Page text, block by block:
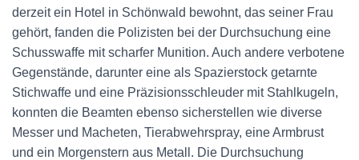
derzeit ein Hotel in Schönwald bewohnt, das seiner Frau
gehört, fanden die Polizisten bei der Durchsuchung eine
Schusswaffe mit scharfer Munition. Auch andere verbotene
Gegenstände, darunter eine als Spazierstock getarnte
Stichwaffe und eine Präzisionsschleuder mit Stahlkugeln,
konnten die Beamten ebenso sicherstellen wie diverse
Messer und Macheten, Tierabwehrspray, eine Armbrust
und ein Morgenstern aus Metall. Die Durchsuchung